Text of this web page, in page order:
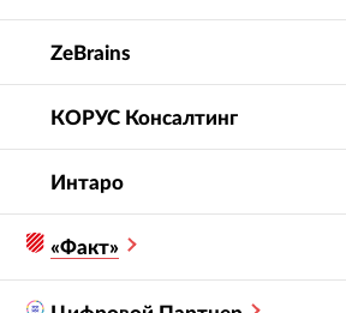
ZeBrains
КОРУС Консалтинг
Интаро
«Факт»